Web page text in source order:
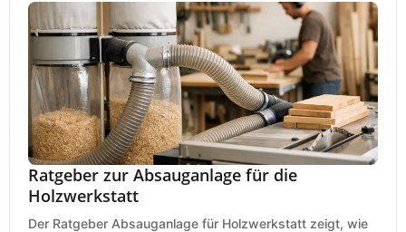
Ratgeber zur Absauganlage für die
Holzwerkstatt
Der Ratgeber Absauganlage für Holzwerkstatt zeigt, wie